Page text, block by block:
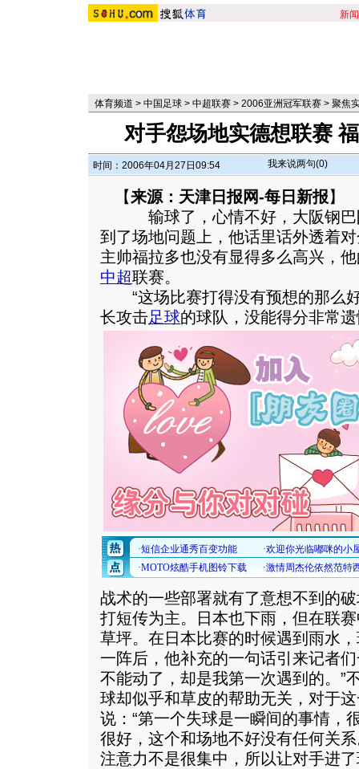
新闻
体育频道 > 中国足球 > 中超联赛 > 2006亚洲冠军联赛 > 聚焦
对手怨场地实德想联赛
时间：2006年04月27日09:54 我来说两句(0)
【来源：天津日报网-每日新报】
输球了，心情不好，大阪钢巴
到了场地问题上，他话里话外透着
主帅福拉多也没有显得多么高兴，
中超联赛。
“这场比赛打得没有预想的那么
长攻击足球的球队，没能得分非常
战术的一些部署就有了意想不到的
打短传为主。日本也下雨，但在联
草坪。在日本比赛的时候遇到雨水
一阵后，他补充的一句话引来记者
不能动了，却是我第一次遇到的。”
球却似乎和草皮的帮助无关，对于
说：“第一个失球是一瞬间的事情，
很好，这个和场地不好没有任何关
注意力不是很集中，所以让对手进了